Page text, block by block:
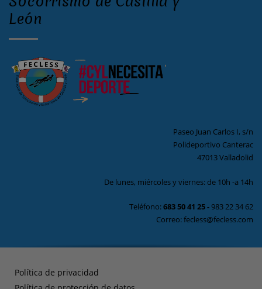
León
Paseo Juan Carlos I, s/n
Polideportivo Canterac
47013 Valladolid
De lunes, miércoles y viernes: de 10h -a 14h
Teléfono:683 50 41 25-983 22 34 62
Correo: fecless@fecless.com
Política de privacidad